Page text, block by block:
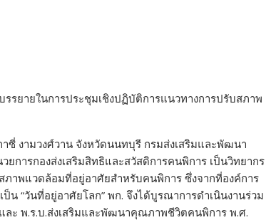
รยายในการประชุมเชิงปฏิบัติการแนวทางการปรับสภาพ
าซี่ งามวงศ์วาน จังหวัดนนทบุรี กรมส่งเสริมและพัฒนา
ารกองส่งเสริมสิทธิและสวัสดิการคนพิการ เป็นวิทยากร
ภาพแวดล้อมที่อยู่อาศัยสำหรับคนพิการ ซึ่งจากที่องค์การ
“วันที่อยู่อาศัยโลก” พก. จึงได้บูรณาการดำเนินงานร่วม
ละ พ.ร.บ.ส่งเสริมและพัฒนาคุณภาพชีวิตคนพิการ พ.ศ.